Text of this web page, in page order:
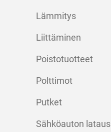
Lämmitys
Liittäminen
Poistotuotteet
Polttimot
Putket
Sähköauton lataus